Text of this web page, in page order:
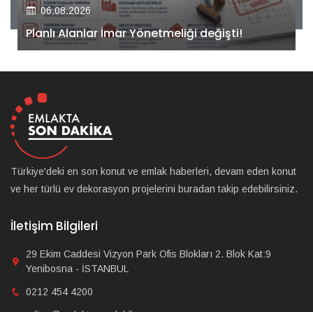
Kiler GYO’dan Pendik Dolayoba projesiyle ilgili
önemli adım!
Türkiye'deki en son konut ve emlak haberleri, devam eden konut
ve her türlü ev dekorasyon projelerini buradan takip edebilirsiniz.
İletişim Bilgileri
29 Ekim Caddesi Vizyon Park Ofis Blokları 2. Blok Kat:9
Yenibosna - İSTANBUL
0212 454 4200